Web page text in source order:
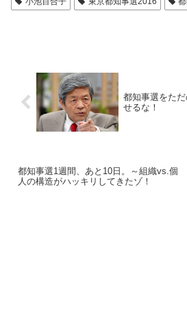
都知事選をた
せるな！
都知事選1週間、あと10日。～組織vs.個
人の構造がハッキリしてきたゾ！